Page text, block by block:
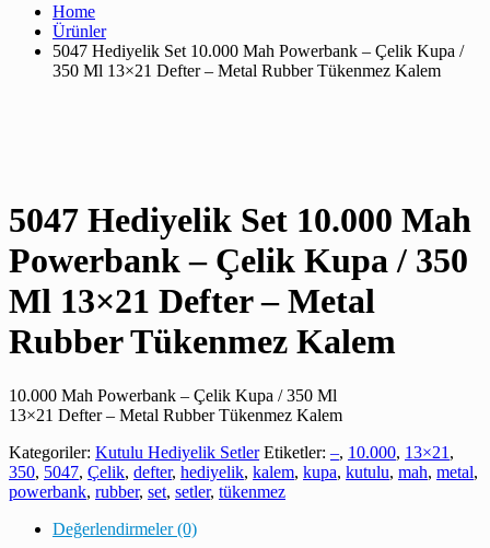
Home
Ürünler
5047 Hediyelik Set 10.000 Mah Powerbank – Çelik Kupa /
350 Ml 13×21 Defter – Metal Rubber Tükenmez Kalem
5047 Hediyelik Set 10.000 Mah
Powerbank – Çelik Kupa / 350
Ml 13×21 Defter – Metal
Rubber Tükenmez Kalem
10.000 Mah Powerbank – Çelik Kupa / 350 Ml
13×21 Defter – Metal Rubber Tükenmez Kalem
Kategoriler: Kutulu Hediyelik Setler Etiketler: –, 10.000, 13×21 ,
350, 5047, Çelik, defter, hediyelik, kalem, kupa, kutulu, mah, metal,
powerbank, rubber, set, setler, tükenmez
Değerlendirmeler (0)